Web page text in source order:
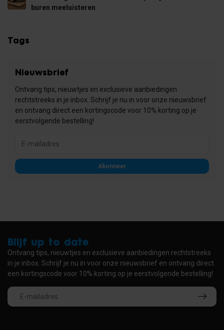
buren meeluisteren
Tags
Nieuwsbrief
Ontvang tips, nieuwtjes en exclusieve aanbiedingen
rechtstreeks in je inbox. Schrijf je nu in voor onze nieuwsbrief
en ontvang direct een kortingscode voor 10% korting op je
eerstvolgende bestelling!
Abonneer
Blijf up to date
Ontvang tips, nieuwtjes en exclusieve aanbiedingen rechtstreeks
in je inbox. Schrijf je nu in voor onze nieuwsbrief en ontvang direct
een kortingscode voor 10% korting op je eerstvolgende bestelling!